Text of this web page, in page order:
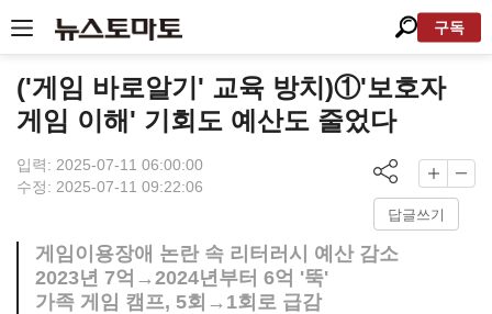
구독
('게임 바로알기' 교육 방치)①'보호자
게임 이해' 기회도 예산도 줄었다
입력: 2025-07-11 06:00:00
수정: 2025-07-11 09:22:06
답글쓰기
게임이용장애 논란 속 리터러시 예산 감소
2023년 7억→2024년부터 6억 '뚝'
가족 게임 캠프, 5회→1회로 급감